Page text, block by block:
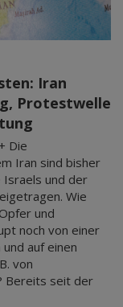
Iran
Protestwelle
Die
Iran sind bisher
Israels und der
Wie
und
noch von einer
auf einen
von
Bereits seit der